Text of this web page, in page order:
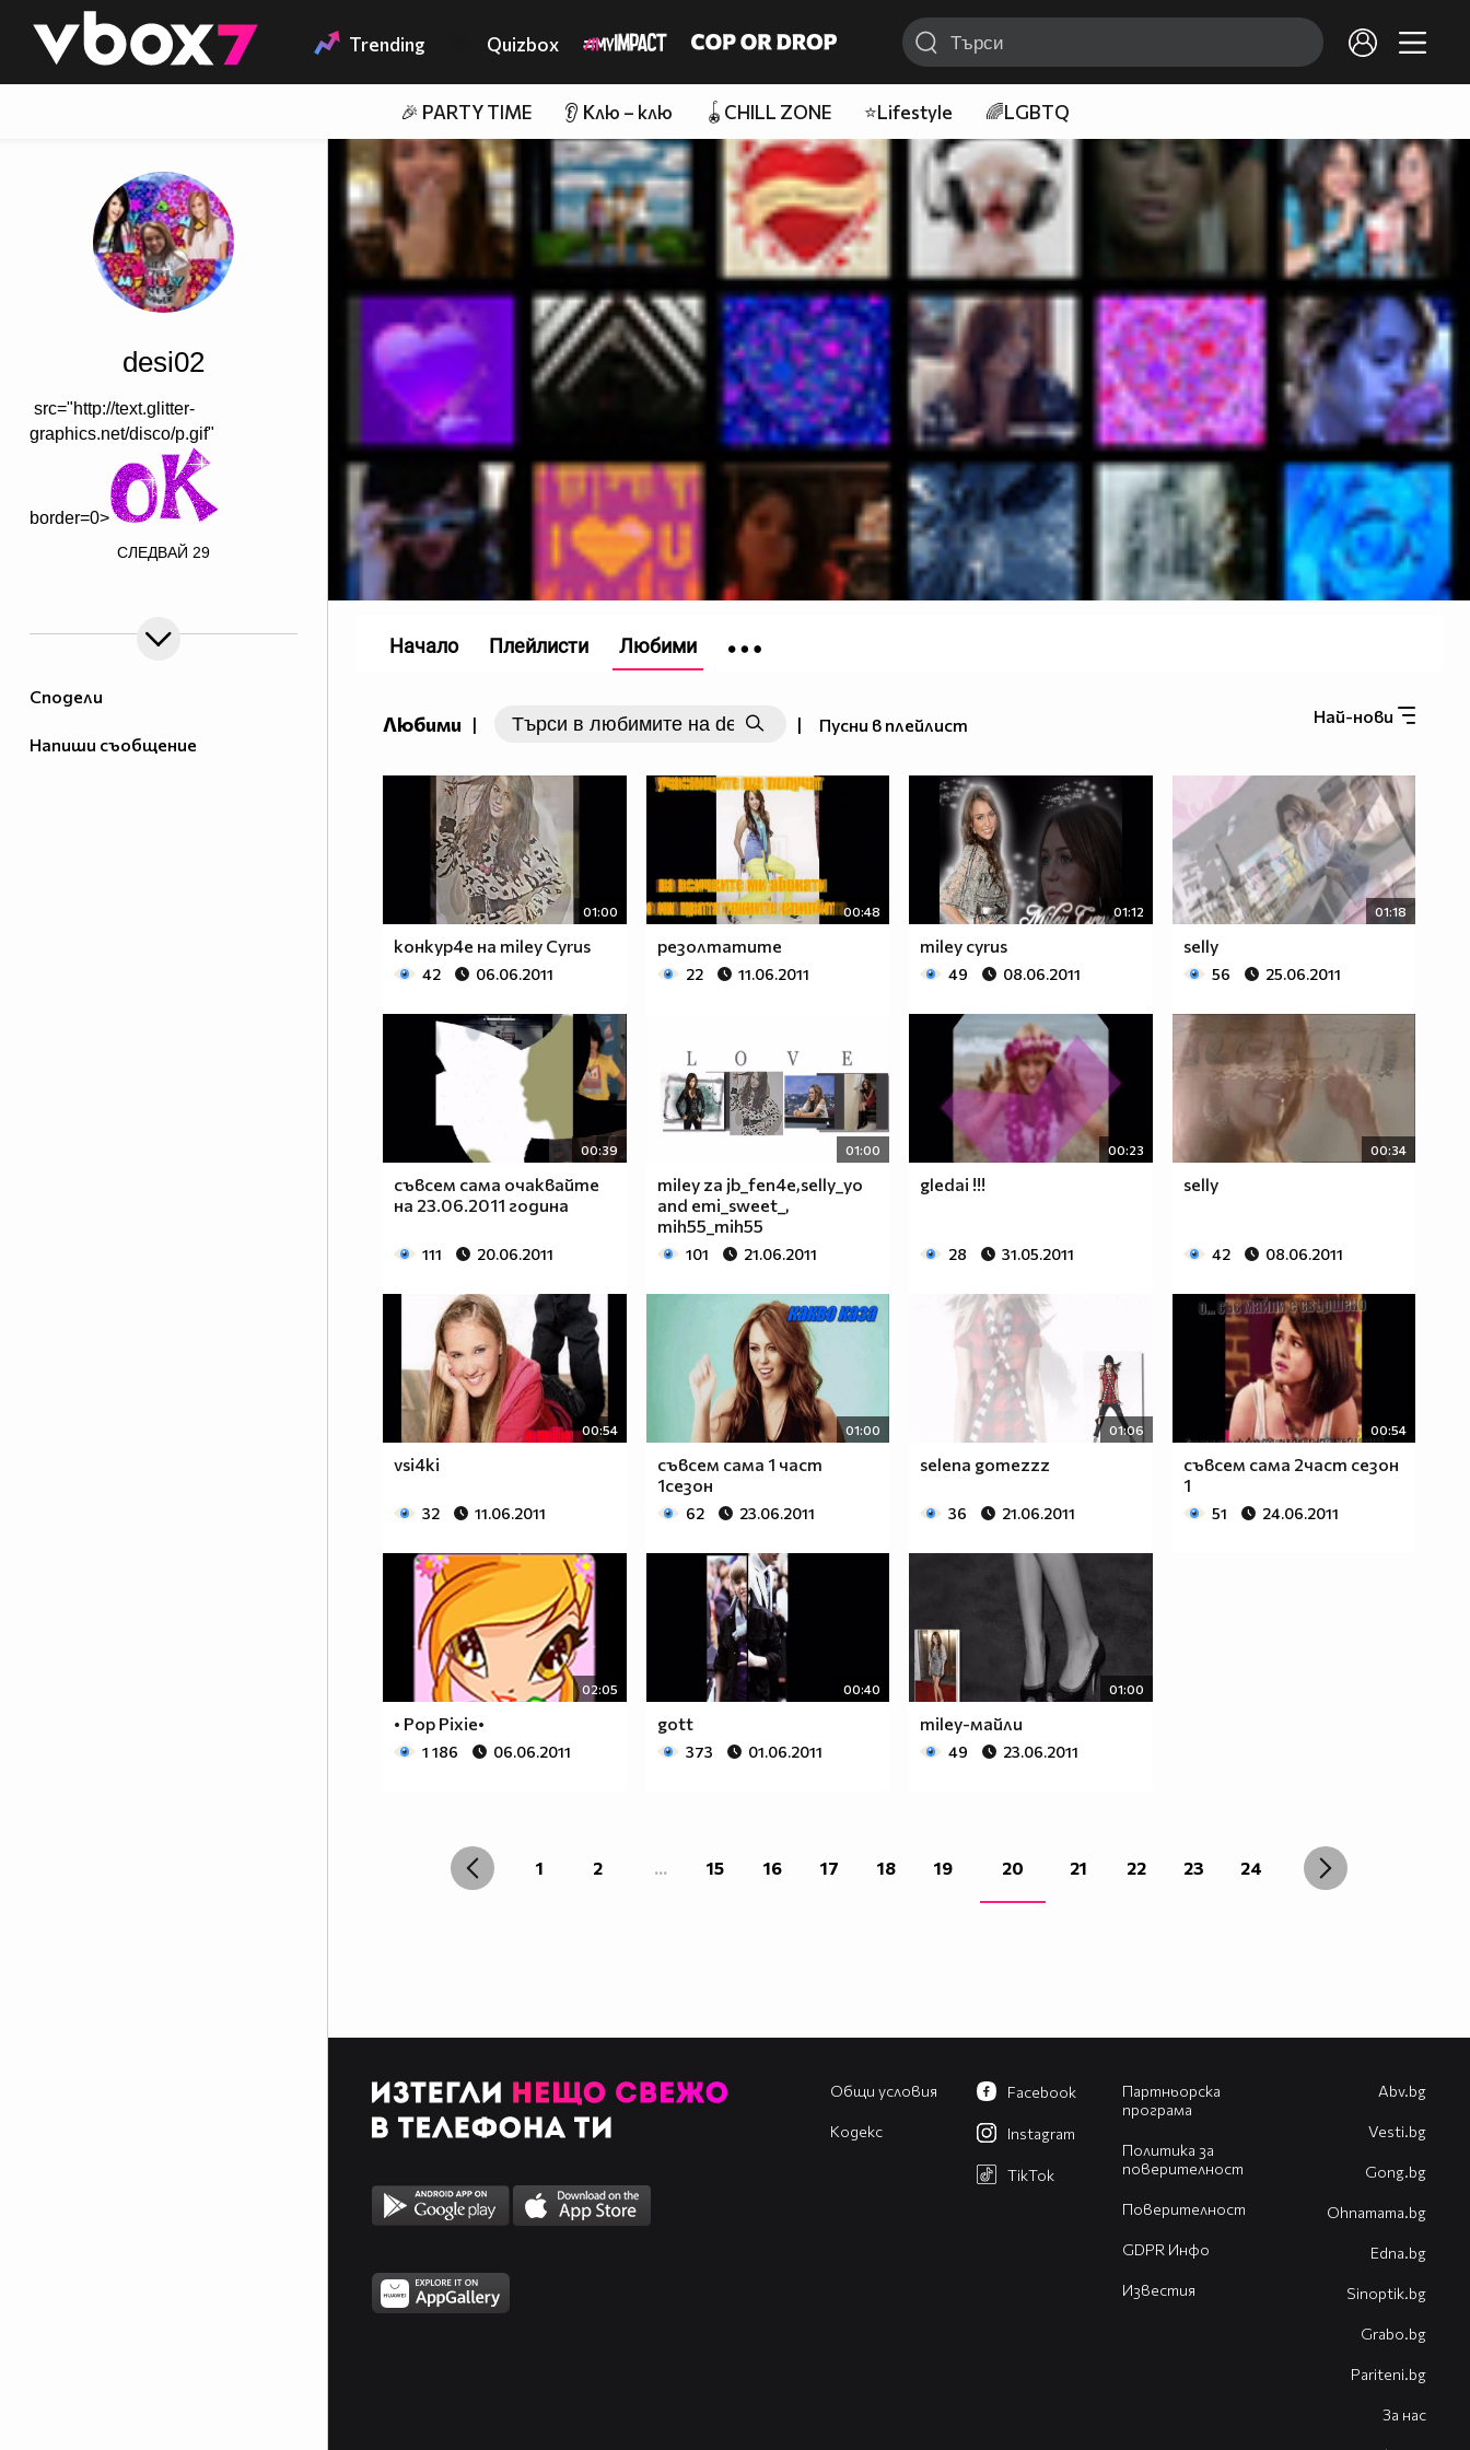
👾 Trending Quizbox
🎉 PARTY TIME 👂 Клю – клю 🪀CHILL ZONE ⭐Lifestyle 🌈LGBTQ
Сподели
Напиши съобщение
desi02
src="http://text.glitter-
graphics.net/disco/p.gif"
border=0>
$$h_______$$$_____$$$___$$$_______$$$_$$$$$$$$$$$_
$$$_____$$$$$$$$$$$$$$$_$$$_______$$$_$$$$$$$$$$$_
$$$____$$$____$$$____$$$_$$$_____$$$__$$$_________
$$$____$$$___________$$$_$$$_____$$$__$$$_________
$$$_____$$$_________$$$___$$$___$$$___$$$$$$$$____
$$$______$$$_______$$$_____$$$_$$$____$$$_________
$$$_______$$$_____$$$______$$$_$$$____$$$_________
$$$$$$$$$___$$$_$$$_________$$$$$_____$$$$$$$$$$$_
$$$$$$$$$_____$$$____________$$$______$$$$$$$$$$$_
СЛЕДВАЙ 29
Любими | | Пусни в плейлист Най-нови
01:00
конкур4е на miley Cyrus
42 06.06.2011
00:48
резолтатите
22 11.06.2011
01:12
miley cyrus
49 08.06.2011
01:18
selly
56 25.06.2011
00:39
съвсем сама очаквайте
на 23.06.2011 година
111 20.06.2011
01:00
miley za jb_fen4e,selly_yo
and emi_sweet_,
mih55_mih55
101 21.06.2011
00:23
gledai !!!
28 31.05.2011
00:34
selly
42 08.06.2011
00:54
vsi4ki
32 11.06.2011
01:00
съвсем сама 1 част
1сезон
62 23.06.2011
01:06
selena gomezzz
36 21.06.2011
00:54
съвсем сама 2част сезон
1
51 24.06.2011
02:05
• Pop Pixie•
1 186 06.06.2011
00:40
gott
373 01.06.2011
01:00
miley-майли
49 23.06.2011
1 2 ... 15 16 17 18 19 20 21 22 23 24
Начало Плейлисти Любими
Общи условия
Кодекс
Партньорска
програма
Политика за
поверителност
Поверителност
GDPR Инфо
Известия
Facebook
Instagram
TikTok
Abv.bg
Vesti.bg
Gong.bg
Оhnamama.bg
Edna.bg
Sinoptik.bg
Grabo.bg
Pariteni.bg
За нас